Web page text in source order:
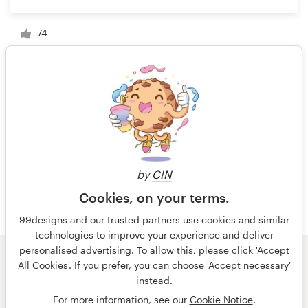
by C!N
Cookies, on your terms.
99designs and our trusted partners use cookies and similar
technologies to improve your experience and deliver
personalised advertising. To allow this, please click 'Accept
All Cookies'. If you prefer, you can choose 'Accept necessary'
instead.
For more information, see our Cookie Notice.
74
1 de 6
© 99designs
de Vista
Términos y condiciones
Privacidad